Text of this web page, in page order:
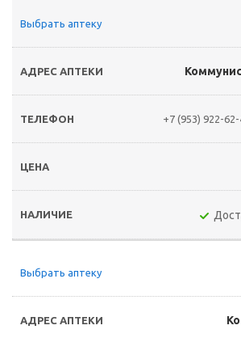
Выбрать аптеку
+7 (953) 922-62-
Выбрать аптеку